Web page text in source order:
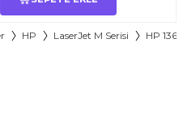
HP LaserJet M Serisi HP